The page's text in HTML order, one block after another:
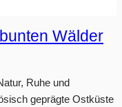
Wälder
Ruhe und
geprägte Ostküste